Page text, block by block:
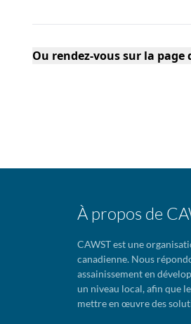
Ou rendez-vous sur la page
À propos de
CAWST est une
canadienne. Nous
assainissement en
un niveau local, afin que
mettre en œuvre des